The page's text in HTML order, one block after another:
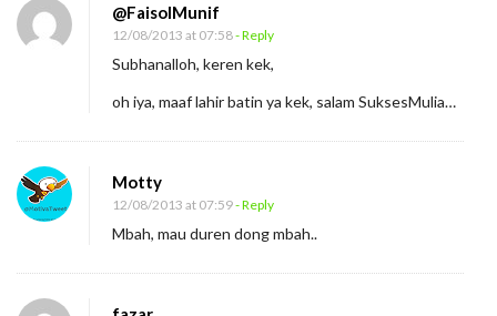
@FaisolMunif
12/08/2013 at 07:58- Reply
Subhanalloh, keren kek,
oh iya, maaf lahir batin ya kek, salam SuksesMulia…
Motty
12/08/2013 at 07:59- Reply
Mbah, mau duren dong mbah..